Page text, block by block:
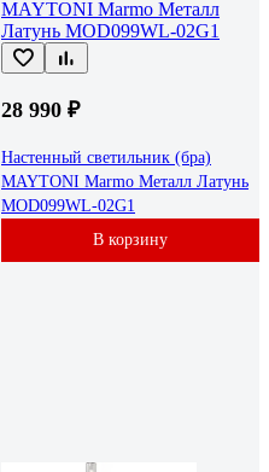
28 990 ₽
Настенный светильник (бра)
MAYTONI Marmo Металл Латунь
MOD099WL-02G1
В корзину